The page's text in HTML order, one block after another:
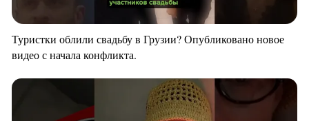
Туристки облили свадьбу в Грузии? Опубликовано новое
видео с начала конфликта.